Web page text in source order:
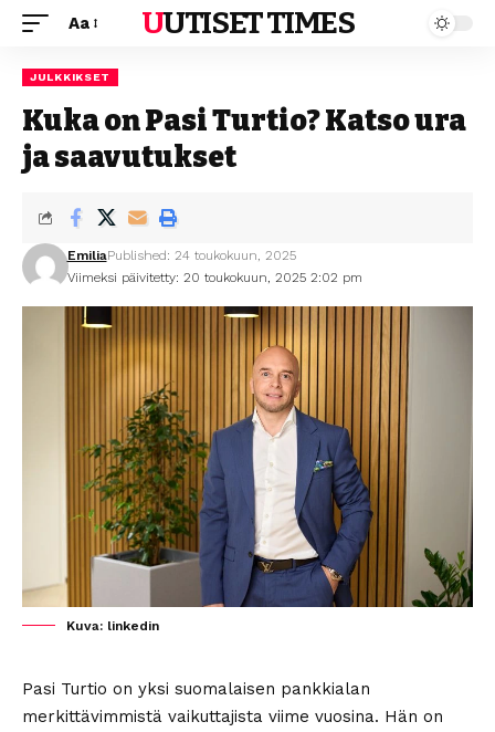
Aa UUTISET TIMES
JULKKIKSET
Kuka on Pasi Turtio? Katso ura
ja saavutukset
Viimeksi päivitetty: 20 toukokuun, 2025 2:02 pm
EmiliaPublished: 24 toukokuun, 2025
Kuva: linkedin
Pasi Turtio on yksi suomalaisen pankkialan
merkittävimmistä vaikuttajista viime vuosina. Hän on